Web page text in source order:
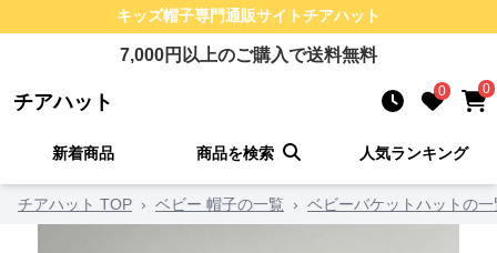
キッズ帽子専門通販サイトチアハット
7,000円以上のご購入で送料無料
チアハット 0 0
新着商品 商品を検索 人気ランキング
チアハット TOP › ベビー 帽子の一覧 › ベビーバケットハットの一